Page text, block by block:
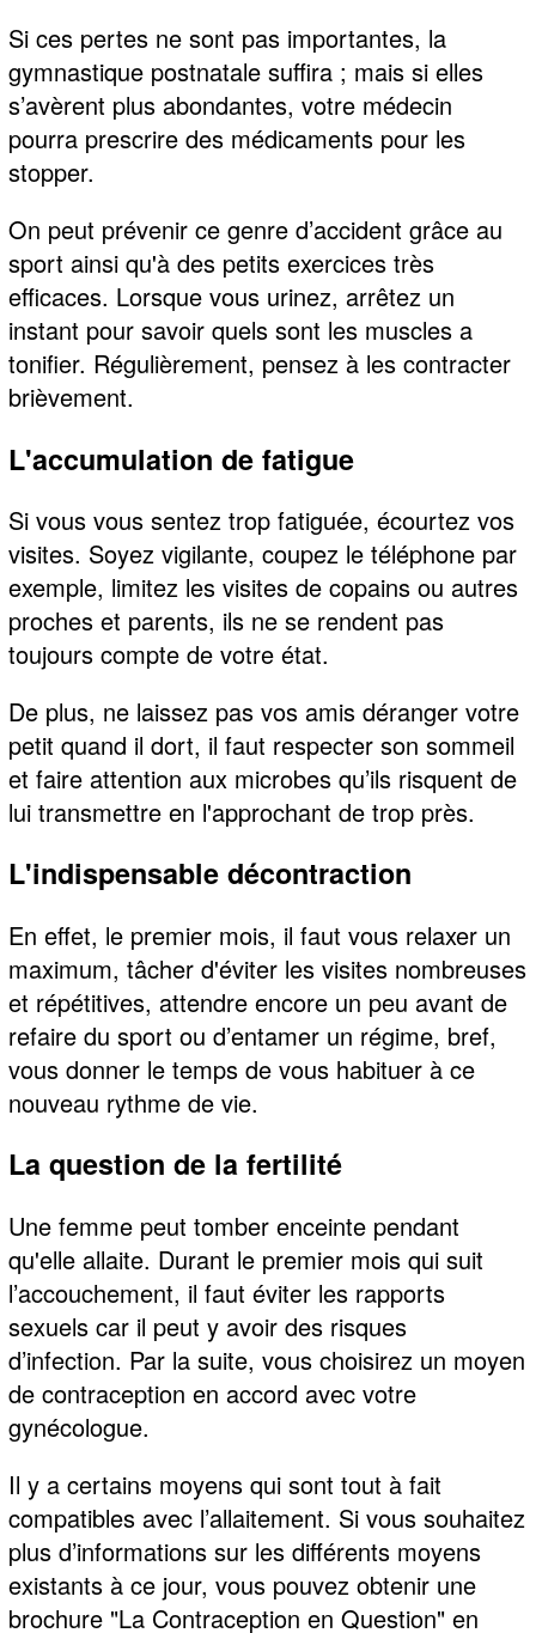
Si ces pertes ne sont pas importantes, la
gymnastique postnatale suffira ; mais si elles
s’avèrent plus abondantes, votre médecin
pourra prescrire des médicaments pour les
stopper.
On peut prévenir ce genre d’accident grâce au
sport ainsi qu'à des petits exercices très
efficaces. Lorsque vous urinez, arrêtez un
instant pour savoir quels sont les muscles a
tonifier. Régulièrement, pensez à les contracter
brièvement.
L'accumulation de fatigue
Si vous vous sentez trop fatiguée, écourtez vos
visites. Soyez vigilante, coupez le téléphone par
exemple, limitez les visites de copains ou autres
proches et parents, ils ne se rendent pas
toujours compte de votre état.
De plus, ne laissez pas vos amis déranger votre
petit quand il dort, il faut respecter son sommeil
et faire attention aux microbes qu’ils risquent de
lui transmettre en l'approchant de trop près.
L'indispensable décontraction
En effet, le premier mois, il faut vous relaxer un
maximum, tâcher d'éviter les visites nombreuses
et répétitives, attendre encore un peu avant de
refaire du sport ou d’entamer un régime, bref,
vous donner le temps de vous habituer à ce
nouveau rythme de vie.
La question de la fertilité
Une femme peut tomber enceinte pendant
qu'elle allaite. Durant le premier mois qui suit
l’accouchement, il faut éviter les rapports
sexuels car il peut y avoir des risques
d’infection. Par la suite, vous choisirez un moyen
de contraception en accord avec votre
gynécologue.
Il y a certains moyens qui sont tout à fait
compatibles avec l’allaitement. Si vous souhaitez
plus d’informations sur les différents moyens
existants à ce jour, vous pouvez obtenir une
brochure "La Contraception en Question" en